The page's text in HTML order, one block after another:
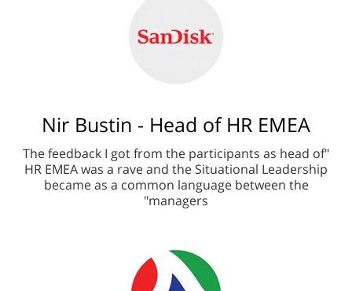
Nir Bustin - Head of HR EMEA
"The feedback I got from the participants as head of
HR EMEA was a rave and the Situational Leadership
became as a common language between the
managers"